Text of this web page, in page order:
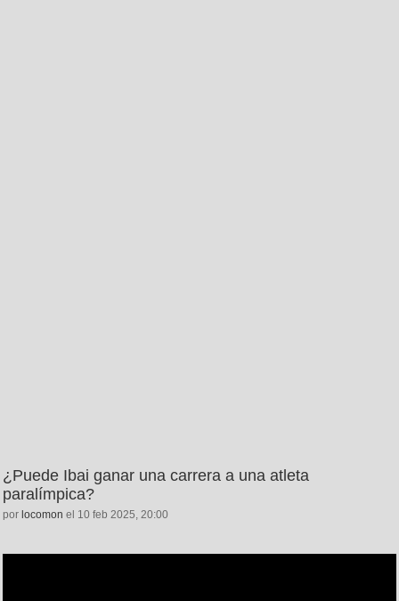
¿Puede Ibai ganar una carrera a una atleta
paralímpica?
por locomon el 10 feb 2025, 20:00